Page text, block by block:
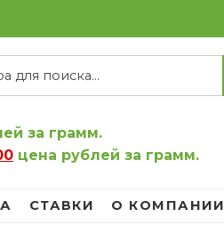
за грамм.
цена рублей за грамм.
СТАВКИ О КОМПАНИИ